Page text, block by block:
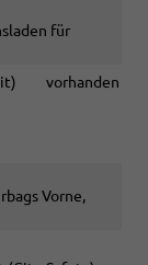
für
vorhanden
Vorne,